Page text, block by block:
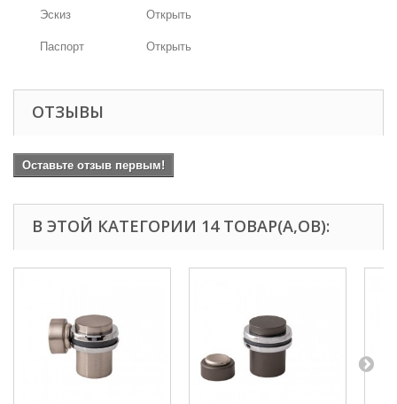
Эскиз Открыть
Паспорт Открыть
ОТЗЫВЫ
Оставьте отзыв первым!
В ЭТОЙ КАТЕГОРИИ 14 ТОВАР(А,ОВ):